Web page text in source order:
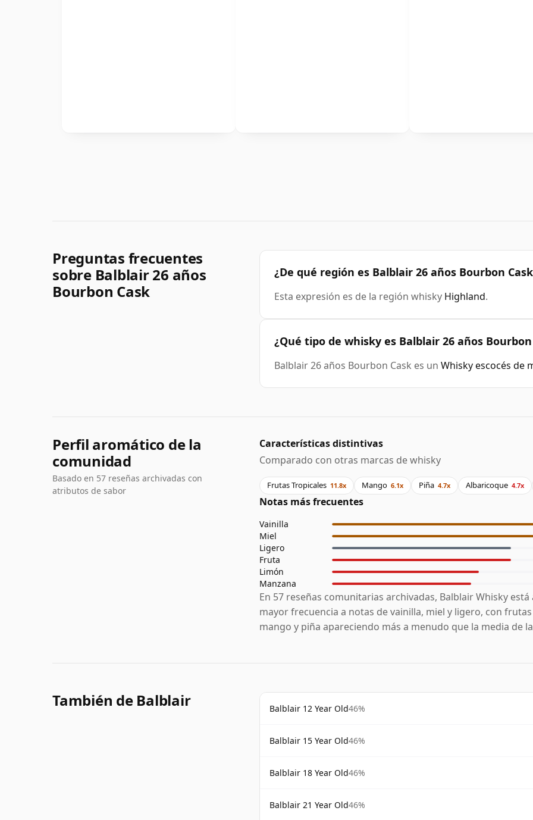
Preguntas frecuentes
sobre Balblair 26 años
Bourbon Cask
¿De qué región es Balblair 26 años Bourbon
Esta expresión es de la región whisky Highland.
¿Qué tipo de whisky es Balblair 26 años Bourbon
Balblair 26 años Bourbon Cask es un Whisky escocés de
Perfil aromático de la
comunidad
Basado en 57 reseñas archivadas con
atributos de sabor
Características distintivas
Comparado con otras marcas de whisky
Frutas Tropicales 11.8x Mango 6.1x Piña 4.7x Albaricoque 4.7x
Notas más frecuentes
Vainilla
Miel
Ligero
Fruta
Limón
Manzana
En 57 reseñas comunitarias archivadas, Balblair Whisky
mayor frecuencia a notas de vainilla, miel y ligero, con
mango y piña apareciendo más a menudo que la media de
También de Balblair Balblair 12 Year Old46%
Balblair 15 Year Old46%
Balblair 18 Year Old46%
Balblair 21 Year Old46%